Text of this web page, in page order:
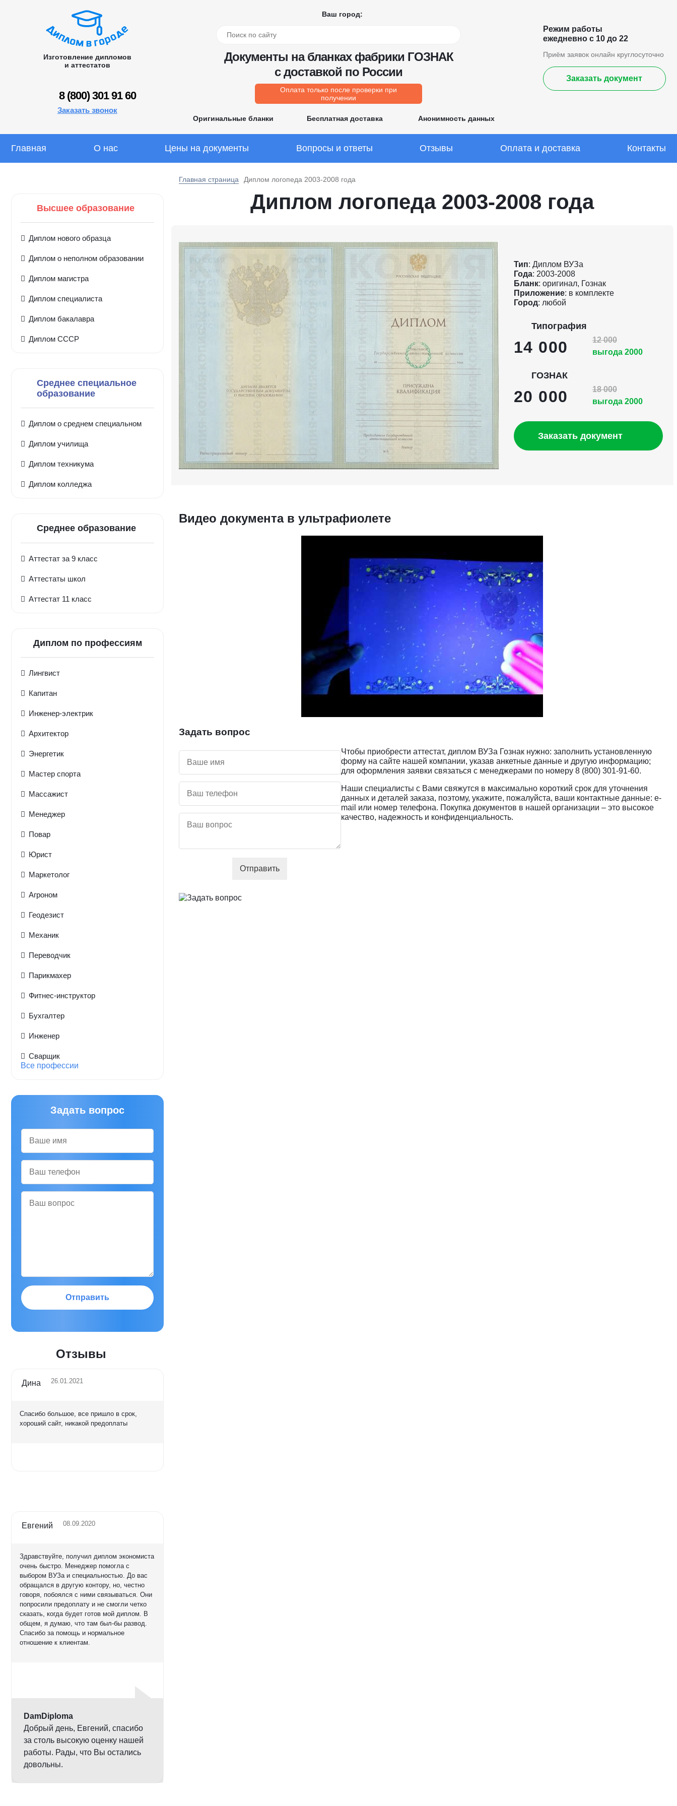
Изготовление дипломов
и аттестатов
8 (800) 301 91 60
Заказать звонок
Ваш город:
Документы на бланках фабрики ГОЗНАК
с доставкой по России
Оплата только после проверки при
получении
Оригинальные бланки Бесплатная доставка Анонимность данных
Режим работы
ежедневно с 10 до 22
Приём заявок онлайн круглосуточно
Заказать документ
Главная О нас Цены на документы Вопросы и ответы Отзывы Оплата и доставка Контакты
Главная страница Диплом логопеда 2003-2008 года
Высшее образование
Диплом нового образца
Диплом о неполном образовании
Диплом магистра
Диплом специалиста
Диплом бакалавра
Диплом СССР
Среднее специальное
образование
Диплом о среднем специальном
Диплом училища
Диплом техникума
Диплом колледжа
Среднее образование
Аттестат за 9 класс
Аттестаты школ
Аттестат 11 класс
Диплом по профессиям
Лингвист
Капитан
Инженер-электрик
Архитектор
Энергетик
Мастер спорта
Массажист
Менеджер
Повар
Юрист
Маркетолог
Агроном
Геодезист
Механик
Переводчик
Парикмахер
Фитнес-инструктор
Бухгалтер
Инженер
Сварщик
Все профессии
Задать вопрос
Отправить
Отзывы
Дина 26.01.2021
Спасибо большое, все пришло в срок,
хороший сайт, никакой предоплаты
Евгений 08.09.2020
Здравствуйте, получил диплом экономиста
очень быстро. Менеджер помогла с
выбором ВУЗа и специальностью. До вас
обращался в другую контору, но, честно
говоря, побоялся с ними связываться. Они
попросили предоплату и не смогли четко
сказать, когда будет готов мой диплом. В
общем, я думаю, что там был-бы развод.
Спасибо за помощь и нормальное
отношение к клиентам.
DamDiploma
Добрый день, Евгений, спасибо
за столь высокую оценку нашей
работы. Рады, что Вы остались
довольны.
Диплом логопеда 2003-2008 года
Тип: Диплом ВУЗа
Года: 2003-2008
Бланк: оригинал, Гознак
Приложение: в комплекте
Город: любой
Типография
14 000
12 000
выгода 2000
ГОЗНАК
20 000
18 000
выгода 2000
Заказать документ
Видео документа в ультрафиолете
Задать вопрос
Отправить
Чтобы приобрести аттестат, диплом ВУЗа Гознак нужно: заполнить установленную
форму на сайте нашей компании, указав анкетные данные и другую информацию;
для оформления заявки связаться с менеджерами по номеру 8 (800) 301-91-60.
Наши специалисты с Вами свяжутся в максимально короткий срок для уточнения
данных и деталей заказа, поэтому, укажите, пожалуйста, ваши контактные данные: e-
mail или номер телефона. Покупка документов в нашей организации – это высокое
качество, надежность и конфиденциальность.